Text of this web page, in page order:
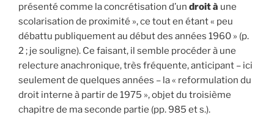
présenté comme la concrétisation d’un droit à une
scolarisation de proximité », ce tout en étant « peu
débattu publiquement au début des années 1960 » (p.
2 ; je souligne). Ce faisant, il semble procéder à une
relecture anachronique, très fréquente, anticipant – ici
seulement de quelques années – la « reformulation du
droit interne à partir de 1975 », objet du troisième
chapitre de ma seconde partie (pp. 985 et s.).